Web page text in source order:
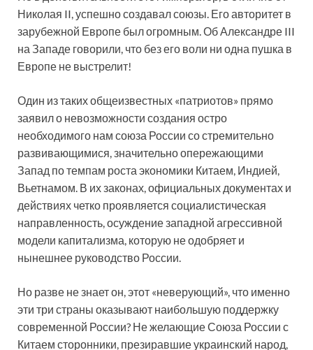
Николая II, успешно создавал союзы. Его авторитет в
зарубежной Европе был огромным. Об Александре III
на Западе говорили, что без его воли ни одна пушка в
Европе не выстрелит!
Один из таких общеизвестных «патриотов» прямо
заявил о невозможности создания остро
необходимого нам союза России со стремительно
развивающимися, значительно опережающими
Запад по темпам роста экономики Китаем, Индией,
Вьетнамом. В их законах, официальных документах и
действиях четко проявляется социалистическая
направленность, осуждение западной агрессивной
модели капитализма, которую не одобряет и
нынешнее руководство России.
Но разве не знает он, этот «неверующий», что именно
эти три страны оказывают наибольшую поддержку
современной России? Не желающие Союза России с
Китаем сторонники, презиравшие украинский народ,